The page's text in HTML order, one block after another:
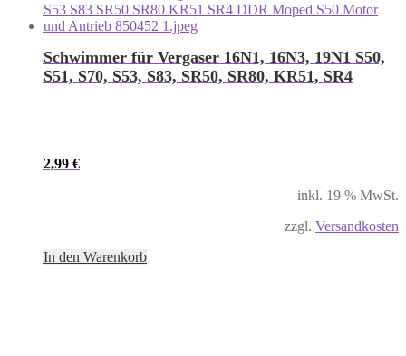
Schwimmer für Vergaser 16N1, 16N3, 19N1 S50,
S51, S70, S53, S83, SR50, SR80, KR51, SR4
2,99 €
inkl. 19 % MwSt.
zzgl. Versandkosten
In den Warenkorb